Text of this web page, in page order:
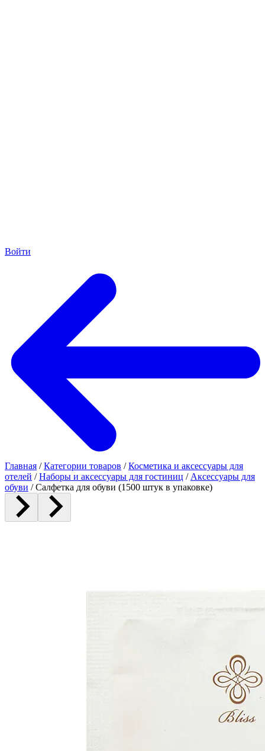
Войти
Главная / Категории товаров / Косметика и аксессуары для
отелей / Наборы и аксессуары для гостиниц / Аксессуары для
обуви / Салфетка для обуви (1500 штук в упаковке)